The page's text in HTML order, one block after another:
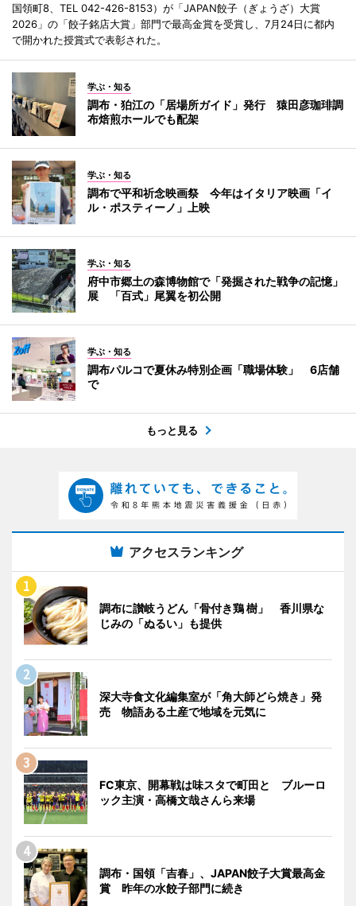
国領町8、TEL 042-426-8153）が「JAPAN餃子（ぎょうざ）大賞
2026」の「餃子銘店大賞」部門で最高金賞を受賞し、7月24日に都内
で開かれた授賞式で表彰された。
学ぶ・知る
調布・狛江の「居場所ガイド」発行 猿田彦珈琲調
布焙煎ホールでも配架
学ぶ・知る
調布で平和祈念映画祭 今年はイタリア映画「イ
ル・ポスティーノ」上映
学ぶ・知る
府中市郷土の森博物館で「発掘された戦争の記憶」
展 「百式」尾翼を初公開
学ぶ・知る
調布パルコで夏休み特別企画「職場体験」 6店舗
で
もっと見る
アクセスランキング
調布に讃岐うどん「骨付き鶏 樹」 香川県な
じみの「ぬるい」も提供
深大寺食文化編集室が「角大師どら焼き」発
売 物語ある土産で地域を元気に
FC東京、開幕戦は味スタで町田と ブルーロ
ック主演・高橋文哉さんら来場
調布・国領「吉春」、JAPAN餃子大賞最高金
賞 昨年の水餃子部門に続き